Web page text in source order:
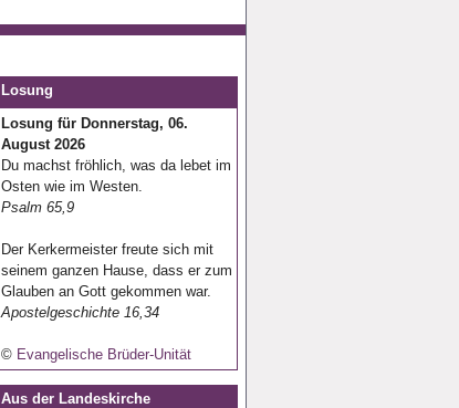
Losung
Losung für Donnerstag, 06.
August 2026
Du machst fröhlich, was da lebet im
Osten wie im Westen.
Psalm 65,9
Der Kerkermeister freute sich mit
seinem ganzen Hause, dass er zum
Glauben an Gott gekommen war.
Apostelgeschichte 16,34
© Evangelische Brüder-Unität
Aus der Landeskirche